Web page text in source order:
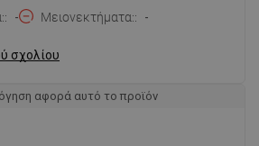
- Μειονεκτήματα: -
σχολίου
αφορά αυτό το προϊόν